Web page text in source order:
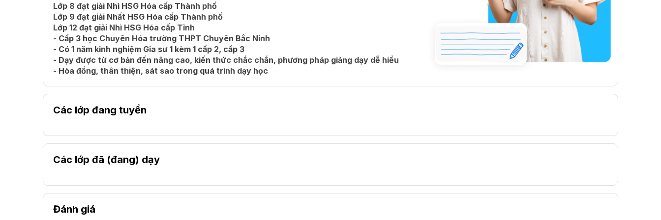
Lớp 8 đạt giải Nhì HSG Hóa cấp Thành phố
Lớp 9 đạt giải Nhất HSG Hóa cấp Thành phố
Lớp 12 đạt giải Nhì HSG Hóa cấp Tỉnh
- Cấp 3 học Chuyên Hóa trường THPT Chuyên Bắc Ninh
- Có 1 năm kinh nghiệm Gia sư 1 kèm 1 cấp 2, cấp 3
- Dạy được từ cơ bản đến nâng cao, kiến thức chắc chắn, phương pháp giảng dạy dễ hiểu
- Hòa đồng, thân thiện, sát sao trong quá trình dạy học
Các lớp đang tuyển
Các lớp đã (đang) dạy
Đánh giá